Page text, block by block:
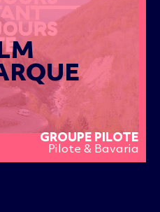
GROUPE PILOTE
Pilote & Bavaria